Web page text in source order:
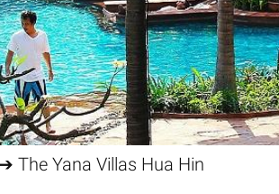
➔ The Yana Villas Hua Hin